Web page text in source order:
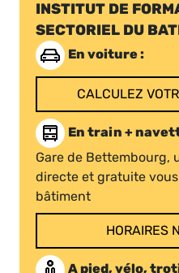
INSTITUT DE
SECTORIEL DU
En voiture :
CALCULEZ
En train +
Gare de Bettembourg,
directe et gratuite
bâtiment
HORAIRES
A pied, vélo,